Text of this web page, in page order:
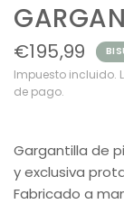
€195,99
Impuesto incluido.
de pago.
Gargantilla de
y exclusiva
Fabricado a